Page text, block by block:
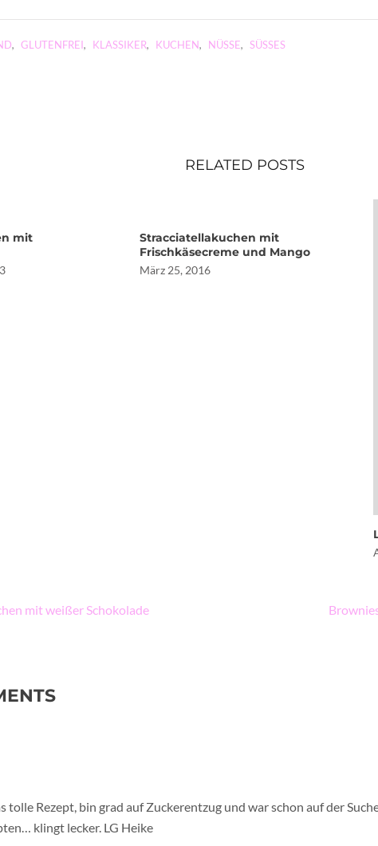
, GLUTENFREI, KLASSIKER, KUCHEN, NÜSSE, SÜSSES
RELATED POSTS
mit
Stracciatellakuchen mit
Frischkäsecreme und Mango
März 25, 2016
mit weißer Schokolade
tolle Rezept, bin grad auf Zuckerentzug und war schon auf der
klingt lecker. LG Heike